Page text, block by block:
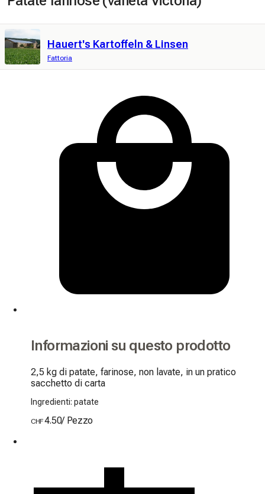
Hauert's Kartoffeln & Linsen
Fattoria
Informazioni su questo prodotto
2,5 kg di patate, farinose, non lavate, in un pratico
sacchetto di carta
Ingredienti: patate
CHF4.50/ Pezzo